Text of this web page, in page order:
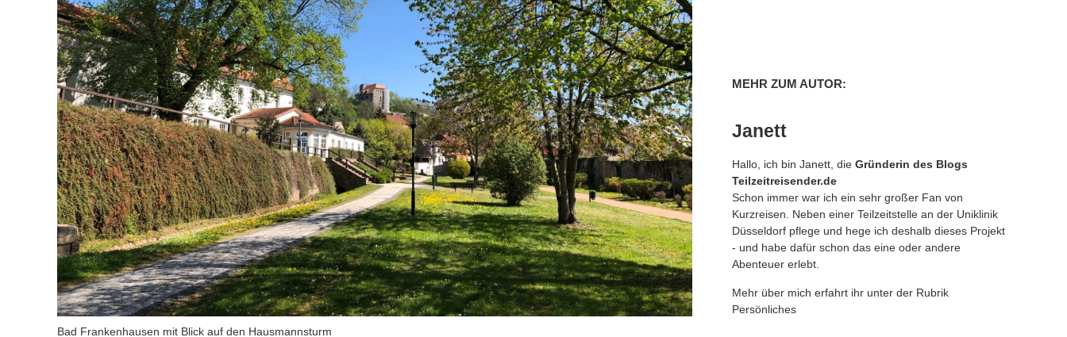
Bad Frankenhausen mit Blick auf den Hausmannsturm
MEHR ZUM AUTOR:
Janett
Hallo, ich bin Janett, die Gründerin des Blogs
Teilzeitreisender.de
Schon immer war ich ein sehr großer Fan von
Kurzreisen. Neben einer Teilzeitstelle an der Uniklinik
Düsseldorf pflege und hege ich deshalb dieses Projekt
- und habe dafür schon das eine oder andere
Abenteuer erlebt.
Mehr über mich erfahrt ihr unter der Rubrik
Persönliches